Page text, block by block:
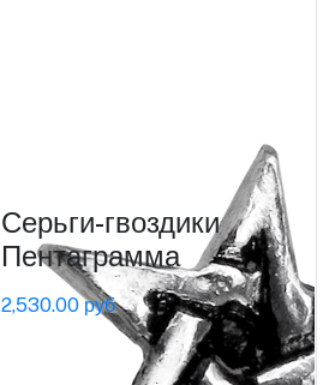
Серьги-гвоздики
Пентаграмма
2,530.00 руб